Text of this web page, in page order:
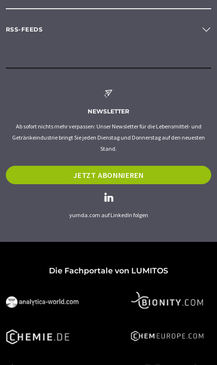
RSS-FEEDS
NEWSLETTER
Ab sofort nichts mehr verpassen: Unser Newsletter für die Lebensmittel- und
Getränkeindustrie bringt Sie jeden Dienstag und Donnerstag auf den neuesten
Stand.
JETZT ABONNIEREN
yumda.com auf LinkedIn folgen
Die Fachportale von LUMITOS